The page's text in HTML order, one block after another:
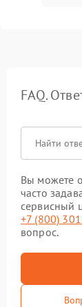
FAQ.
Вы можете
часто
сервисный
+7 (800)
вопрос.